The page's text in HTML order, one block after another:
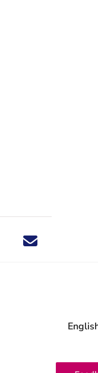
Deel dit nieuwsbericht
Deel dit
Deel dit
Deel dit